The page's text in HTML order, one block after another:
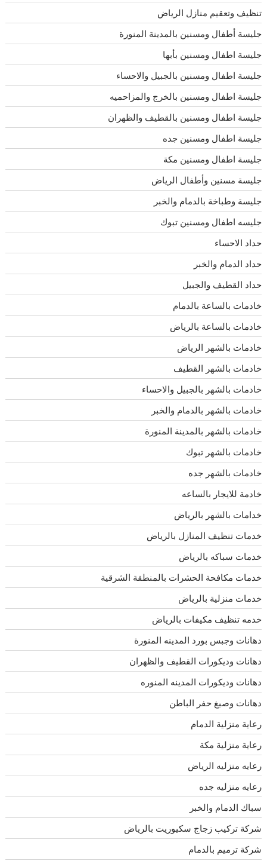
تنظيف وتعقيم منازل الرياض
جليسة أطفال ومسنين بالمدينة المنورة
جليسة اطفال ومسنين بأبها
جليسة اطفال ومسنين بالجبيل والاحساء
جليسة اطفال ومسنين بالخرج والمزاحميه
جليسة اطفال ومسنين بالقطيف والظهران
جليسة اطفال ومسنين جده
جليسة اطفال ومسنين مكة
جليسة مسنين وأطفال الرياض
جليسة وطباخة بالدمام والخبر
جليسه اطفال ومسنين تبوك
حداد الاحساء
حداد الدمام والخبر
حداد القطيف والجبيل
خادمات بالساعة بالدمام
خادمات بالساعة بالرياض
خادمات بالشهر الرياض
خادمات بالشهر القطيف
خادمات بالشهر بالجبيل والاحساء
خادمات بالشهر بالدمام والخبر
خادمات بالشهر بالمدينة المنورة
خادمات بالشهر تبوك
خادمات بالشهر جده
خادمة للايجار بالساعه
خدامات بالشهر بالرياض
خدمات تنظيف المنازل بالرياض
خدمات سباكه بالرياض
خدمات مكافحة الحشرات بالمنطقة الشرقية
خدمات منزلية بالرياض
خدمه تنظيف مكيفات بالرياض
دهانات وجبس بورد المدينه المنورة
دهانات وديكورات القطيف والظهران
دهانات وديكورات المدينه المنوره
دهانات وصبغ حفر الباطن
رعاية منزلية الدمام
رعاية منزلية مكة
رعايه منزليه الرياض
رعايه منزليه جده
سباك الدمام والخبر
شركة تركيب زجاج سكيوريت بالرياض
شركة ترميم بالدمام